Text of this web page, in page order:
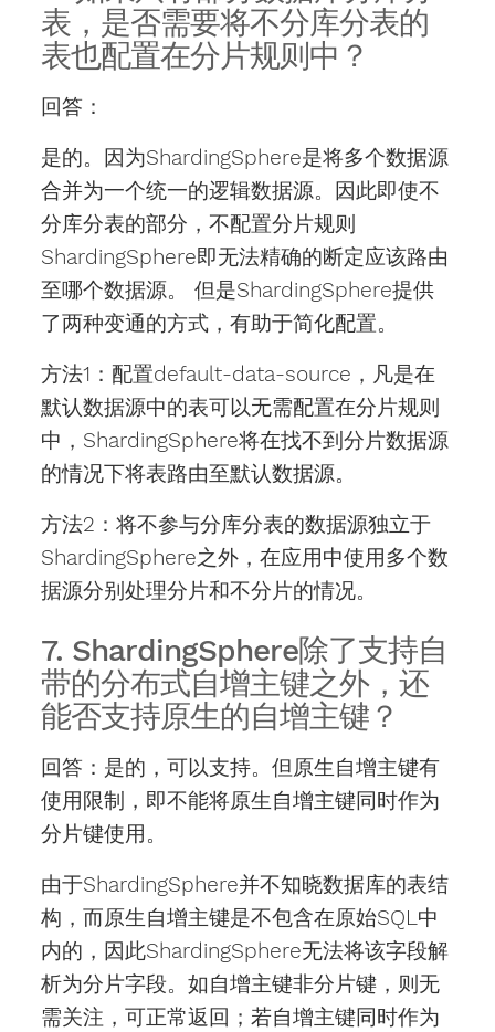
表，是否需要将不分库分表的
表也配置在分片规则中？
回答：
是的。因为ShardingSphere是将多个数据源
合并为一个统一的逻辑数据源。因此即使不
分库分表的部分，不配置分片规则
ShardingSphere即无法精确的断定应该路由
至哪个数据源。 但是ShardingSphere提供
了两种变通的方式，有助于简化配置。
方法1：配置default-data-source，凡是在
默认数据源中的表可以无需配置在分片规则
中，ShardingSphere将在找不到分片数据源
的情况下将表路由至默认数据源。
方法2：将不参与分库分表的数据源独立于
ShardingSphere之外，在应用中使用多个数
据源分别处理分片和不分片的情况。
7. ShardingSphere除了支持自
带的分布式自增主键之外，还
能否支持原生的自增主键？
回答：是的，可以支持。但原生自增主键有
使用限制，即不能将原生自增主键同时作为
分片键使用。
由于ShardingSphere并不知晓数据库的表结
构，而原生自增主键是不包含在原始SQL中
内的，因此ShardingSphere无法将该字段解
析为分片字段。如自增主键非分片键，则无
需关注，可正常返回；若自增主键同时作为